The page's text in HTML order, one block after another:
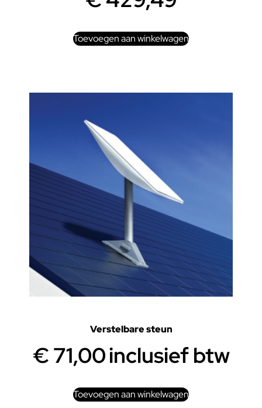
Toevoegen aan winkelwagen
Verstelbare steun
€71,00inclusief btw
Toevoegen aan winkelwagen